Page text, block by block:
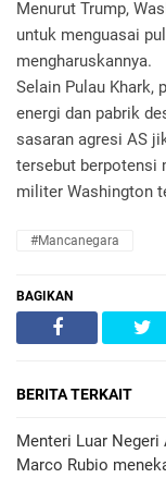
Menurut Trump,
untuk menguasai
mengharuskannya.
Selain Pulau Khark,
energi dan pabrik
sasaran agresi AS
tersebut berpotensi
militer Washington
#Mancanegara
BAGIKAN
BERITA TERKAIT
Menteri Luar
Marco Rubio